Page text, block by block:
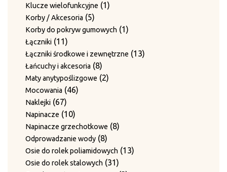
Wałki prowadzenia drutu
Wały haków skrętnych
produktów
Zestawy noży do płyt dociskowych
Zestawy prowadnic
produktów
Zestawy przeciwnoży 1010
Zestawy ścieralne bez blachy grzebieniowej
Zestawy ścieralne do 4-krotnego przewiązania
Zgarniacza 99
Klucze wielofunkcyjne 11
Korby / Akcesoria 55
produktów
Korby do pokryw gumowych 11
Łączniki 1111
produktów
Łączniki środkowe i zewnętrzne 1313
Łańcuchy i akcesoria 88
produktów
Maty anytypoślizgowe 22
Mocowania 4646
Naklejki 6767
produktów
Napinacze 1010
produktów
Napinacze grzechotkowe 88
Odprowadzanie wody 88
produktów
Osie do rolek poliamidowych 1313
Osie do rolek stalowych 3131